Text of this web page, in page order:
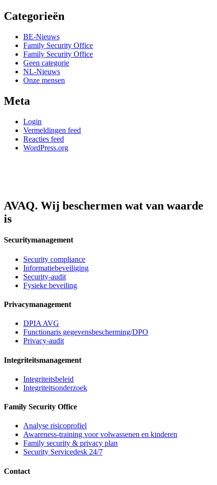
Categorieën
BE-Nieuws
Family Security Office
Family Security Office
Geen categorie
NL-Nieuws
Onze mensen
Meta
Login
Vermeldingen feed
Reacties feed
WordPress.org
AVAQ. Wij beschermen wat van waarde
is
Securitymanagement
Security compliance
Informatiebeveiliging
Security-audit
Fysieke beveiling
Privacymanagement
DPIA AVG
Functionaris gegevensbescherming/DPO
Privacy-audit
Integriteitsmanagement
Integriteitsbeleid
Integriteitsonderzoek
Family Security Office
Analyse risicoprofiel
Awareness-training voor volwassenen en kinderen
Family security & privacy plan
Security Servicedesk 24/7
Contact